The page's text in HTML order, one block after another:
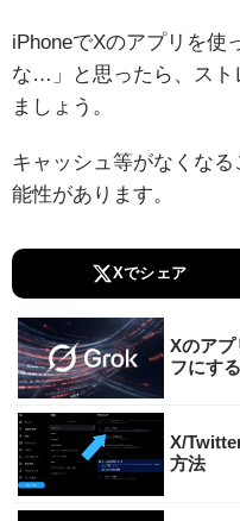
iPhoneでXのアプリを使
な…」と思ったら、スト
ましょう。
キャッシュ等がなくな
能性があります。
Xでシェア
Xのア
フにす
X/
方法